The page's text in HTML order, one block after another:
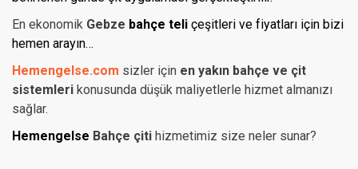
En ekonomik Gebze bahçe teli çeşitleri ve fiyatları için bizi
hemen arayın…
Hemengelse.com sizler için en yakın bahçe ve çit
sistemleri konusunda düşük maliyetlerle hizmet almanızı
sağlar.
Hemengelse Bahçe çiti hizmetimiz size neler sunar?